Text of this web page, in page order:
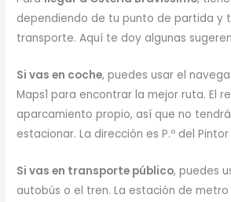
dependiendo de tu punto de partida y
transporte. Aquí te doy algunas
Si vas en coche, puedes usar el
Maps1 para encontrar la mejor ruta. El
aparcamiento propio, así que no
estacionar. La dirección es P.º del Pintor
Si vas en transporte público, puedes
autobús o el tren. La estación de